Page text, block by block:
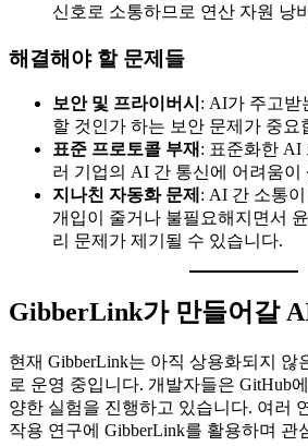
신호로 소통하므로 연산 자원 낭
해결해야 할 문제들
보안 및 프라이버시 : AI가 주고받
할 것인가 하는 보안 문제가 중요
표준 프로토콜 부재 : 표준화한 AI
러 기업의 AI 간 통신에 어려움이
지나친 자동화 문제 : AI 간 소통
개입이 줄거나 불필요해지면서
리 문제가 제기될 수 있습니다.
GibberLink가 만들어갈
현재 GibberLink는 아직 상용화되지 않
로 운영 중입니다. 개발자들은 GitHub
양한 실험을 진행하고 있습니다. 여러
작용 연구에 GibberLink를 활용하며 관